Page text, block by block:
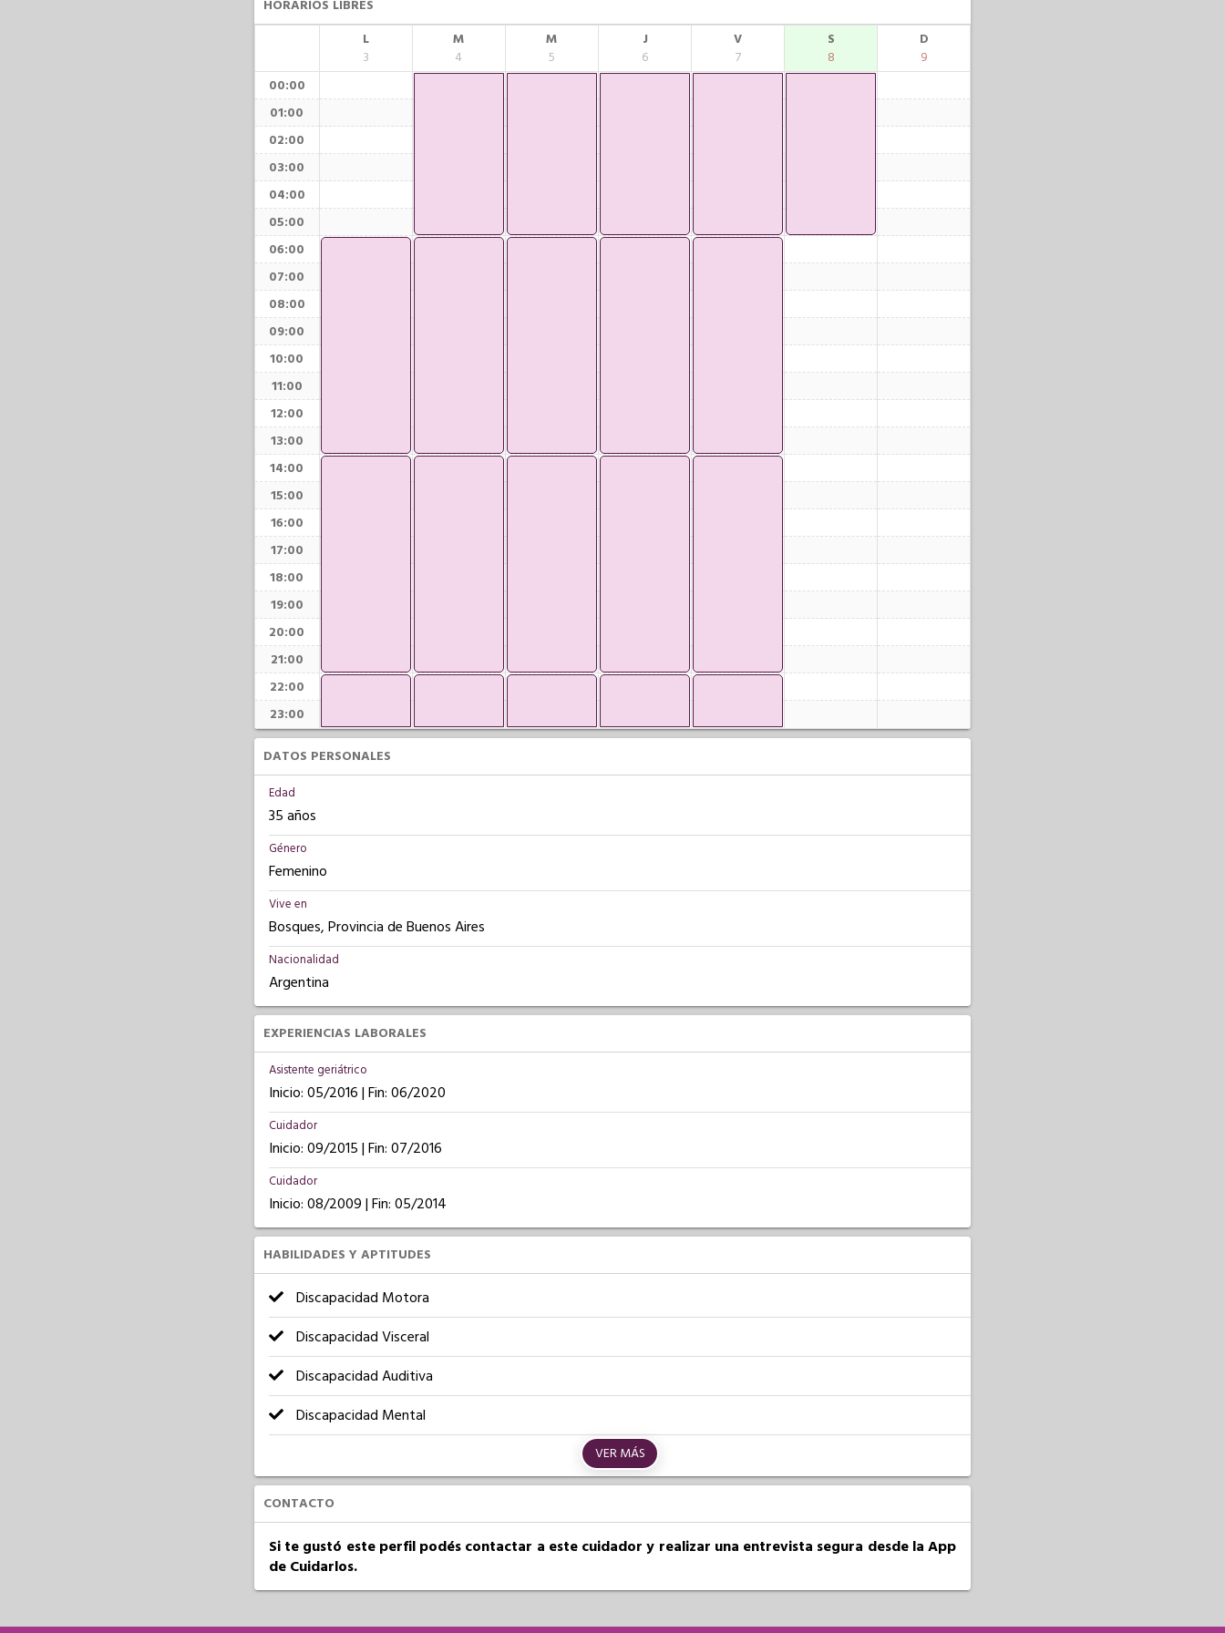
HORARIOS LIBRES
L
3
M
4
M
5
J
6
V
7
S
8
D
9
00:00
01:00
02:00
03:00
04:00
05:00
06:00
07:00
08:00
09:00
10:00
11:00
12:00
13:00
14:00
15:00
16:00
17:00
18:00
19:00
20:00
21:00
22:00
23:00
DATOS PERSONALES
Edad
35 años
Género
Femenino
Vive en
Bosques, Provincia de Buenos Aires
Nacionalidad
Argentina
EXPERIENCIAS LABORALES
Asistente geriátrico
Inicio: 05/2016 | Fin: 06/2020
Cuidador
Inicio: 09/2015 | Fin: 07/2016
Cuidador
Inicio: 08/2009 | Fin: 05/2014
HABILIDADES Y APTITUDES
Discapacidad Motora
Discapacidad Visceral
Discapacidad Auditiva
Discapacidad Mental
VER MÁS
CONTACTO
Si te gustó este perfil podés contactar a este cuidador y realizar una entrevista segura desde la App
de Cuidarlos.